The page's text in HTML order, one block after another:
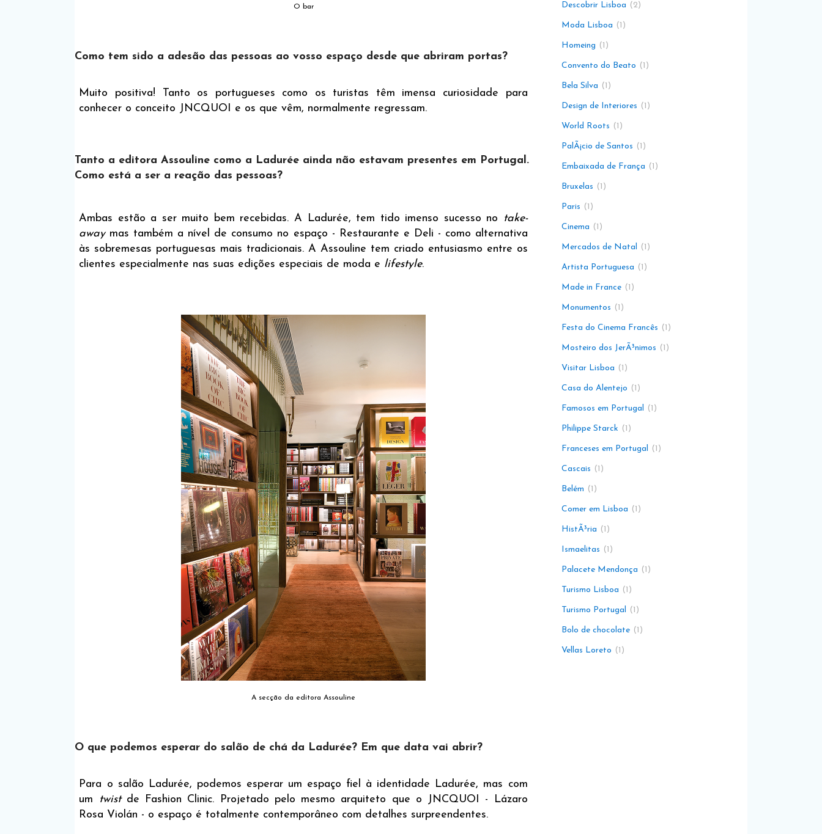
O bar
Como tem sido a adesão das pessoas ao vosso espaço desde que abriram portas?
Muito positiva! Tanto os portugueses como os turistas têm imensa curiosidade para
conhecer o conceito JNCQUOI e os que vêm, normalmente regressam.
Tanto a editora Assouline como a Ladurée ainda não estavam presentes em Portugal.
Como está a ser a reação das pessoas?
Ambas estão a ser muito bem recebidas. A Ladurée, tem tido imenso sucesso no
take-
awaymas também a nível de consumo no espaço - Restaurante e Deli - como alternativa
às sobremesas portuguesas mais tradicionais. A Assouline tem criado entusiasmo entre os
clientes especialmente nas suas edições especiais de moda e lifestyle.
A secção da editora Assouline
O que podemos esperar do salão de chá da Ladurée? Em que data vai abrir?
Para o salão Ladurée, podemos esperar um espaço fiel à identidade Ladurée, mas com
um
twistde Fashion Clinic. Projetado pelo mesmo arquiteto que o JNCQUOI - Lázaro
Rosa Violán - o espaço é totalmente contemporâneo com detalhes surpreendentes.
Descobrir Lisboa 2
Moda Lisboa 1
Homeing 1
Convento do Beato 1
Bela Silva 1
Design de Interiores 1
World Roots 1
PalÃ¡cio de Santos 1
Embaixada de França 1
Bruxelas 1
Paris 1
Cinema 1
Mercados de Natal 1
Artista Portuguesa 1
Made in France 1
Monumentos 1
Festa do Cinema Francês 1
Mosteiro dos JerÃ³nimos 1
Visitar Lisboa 1
Casa do Alentejo 1
Famosos em Portugal 1
Philippe Starck 1
Franceses em Portugal 1
Cascais 1
Belém 1
Comer em Lisboa 1
HistÃ³ria 1
Ismaelitas 1
Palacete Mendonça 1
Turismo Lisboa 1
Turismo Portugal 1
Bolo de chocolate 1
Vellas Loreto 1